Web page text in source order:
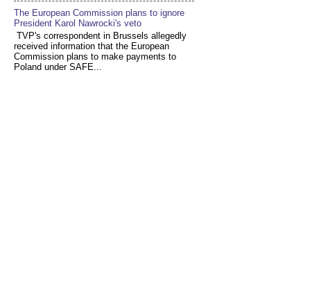
The European Commission plans to ignore
President Karol Nawrocki's veto
TVP's correspondent in Brussels allegedly
received information that the European
Commission plans to make payments to
Poland under SAFE...